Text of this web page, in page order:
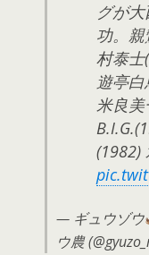
グが
功。
村泰士
遊亭
米良美
(1982)
— ギュウゾウ
ウ農